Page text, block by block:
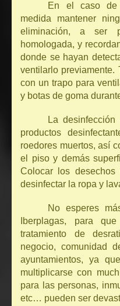
En el caso de
medida mantener
eliminación, a ser
homologada, y
donde se hayan
ventilarlo previamente.
con un trapo para
y botas de goma
La
productos
roedores muertos, así
el piso y demás
Colocar los
desinfectar la ropa y
No esperes
Iberplagas, para
tratamiento de
negocio, comunidad
ayuntamientos, ya
multiplicarse con
para las personas,
etc… pueden ser